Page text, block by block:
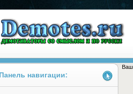
Панель навигации: